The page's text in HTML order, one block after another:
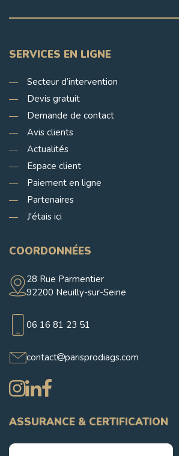
SERVICES EN LIGNE
Secteur d’intervention
Devis gratuit
Demande de contact
Avis clients
Actualités
Espace client
Paiement en ligne
Partenaires
J'étais ici
COORDONNÉES
28 Rue Parmentier
92200 Neuilly-sur-Seine
06 16 81 23 51
contact parisprodiags.com
ASSURANCE & CERTIFICATION